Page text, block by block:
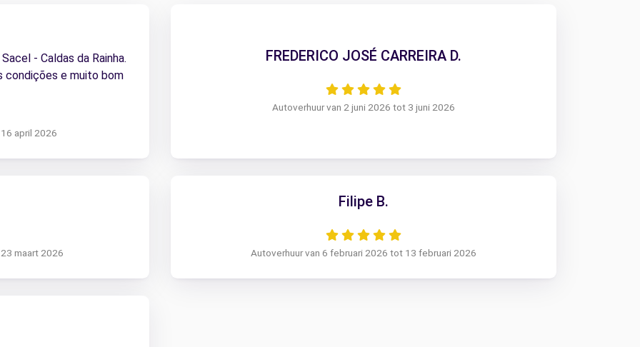
- Caldas da Rainha.
condições e muito bom
april 2026
FREDERICO JOSÉ CARREIRA D.
Autoverhuur van 2 juni 2026 tot 3 juni 2026
maart 2026
Filipe B.
Autoverhuur van 6 februari 2026 tot 13 februari 2026